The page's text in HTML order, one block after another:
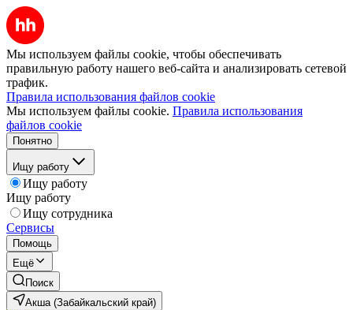
Мы используем файлы cookie, чтобы обеспечивать
правильную работу нашего веб-сайта и анализировать сетевой
трафик.
Правила использования файлов cookie
Мы используем файлы cookie. Правила использования
файлов cookie
Понятно
Ищу работу
Ищу работу
Ищу работу
Ищу сотрудника
Сервисы
Помощь
Ещё
Поиск
Акша (Забайкальский край)